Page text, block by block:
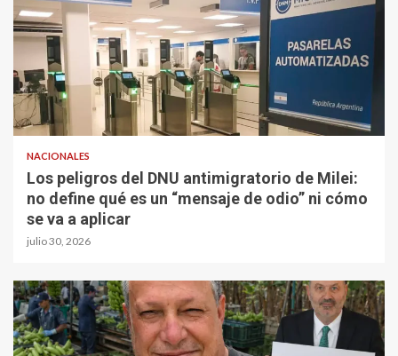
NACIONALES
Los peligros del DNU antimigratorio de Milei:
no define qué es un “mensaje de odio” ni cómo
se va a aplicar
julio 30, 2026